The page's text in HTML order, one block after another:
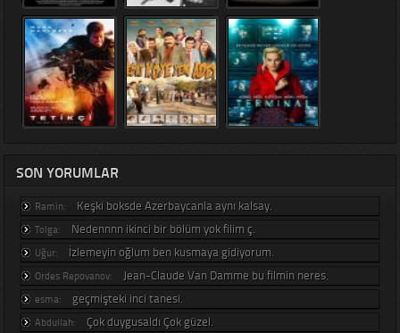
SON YORUMLAR
Ramin: Keşki boksde Azerbaycanla aynı kalsay.
Tolga: Nedennnn ikinci bir bölüm yok filim ç.
Uğur: İzlemeyin oğlum ben kusmaya gidiyorum.
Ordes Repovanov: Jean-Claude Van Damme bu filmin neres.
esma: geçmişteki inci tanesi.
Abdullah: Çok duygusaldı Çok güzel.